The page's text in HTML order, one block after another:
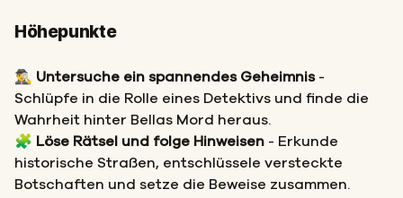
Höhepunkte
🕵️‍♂️ Untersuche ein spannendes Geheimnis-
Schlüpfe in die Rolle eines Detektivs und finde die
Wahrheit hinter Bellas Mord heraus.
🧩 Löse Rätsel und folge Hinweisen - Erkunde
historische Straßen, entschlüssele versteckte
Botschaften und setze die Beweise zusammen.